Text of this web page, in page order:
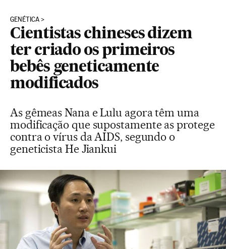
GENÉTICA
Cientistas chineses dizem
ter criado os primeiros
bebês geneticamente
modificados
As gêmeas Nana e Lulu agora têm uma
modificação que supostamente as protege
contra o vírus da AIDS, segundo o
geneticista He Jiankui